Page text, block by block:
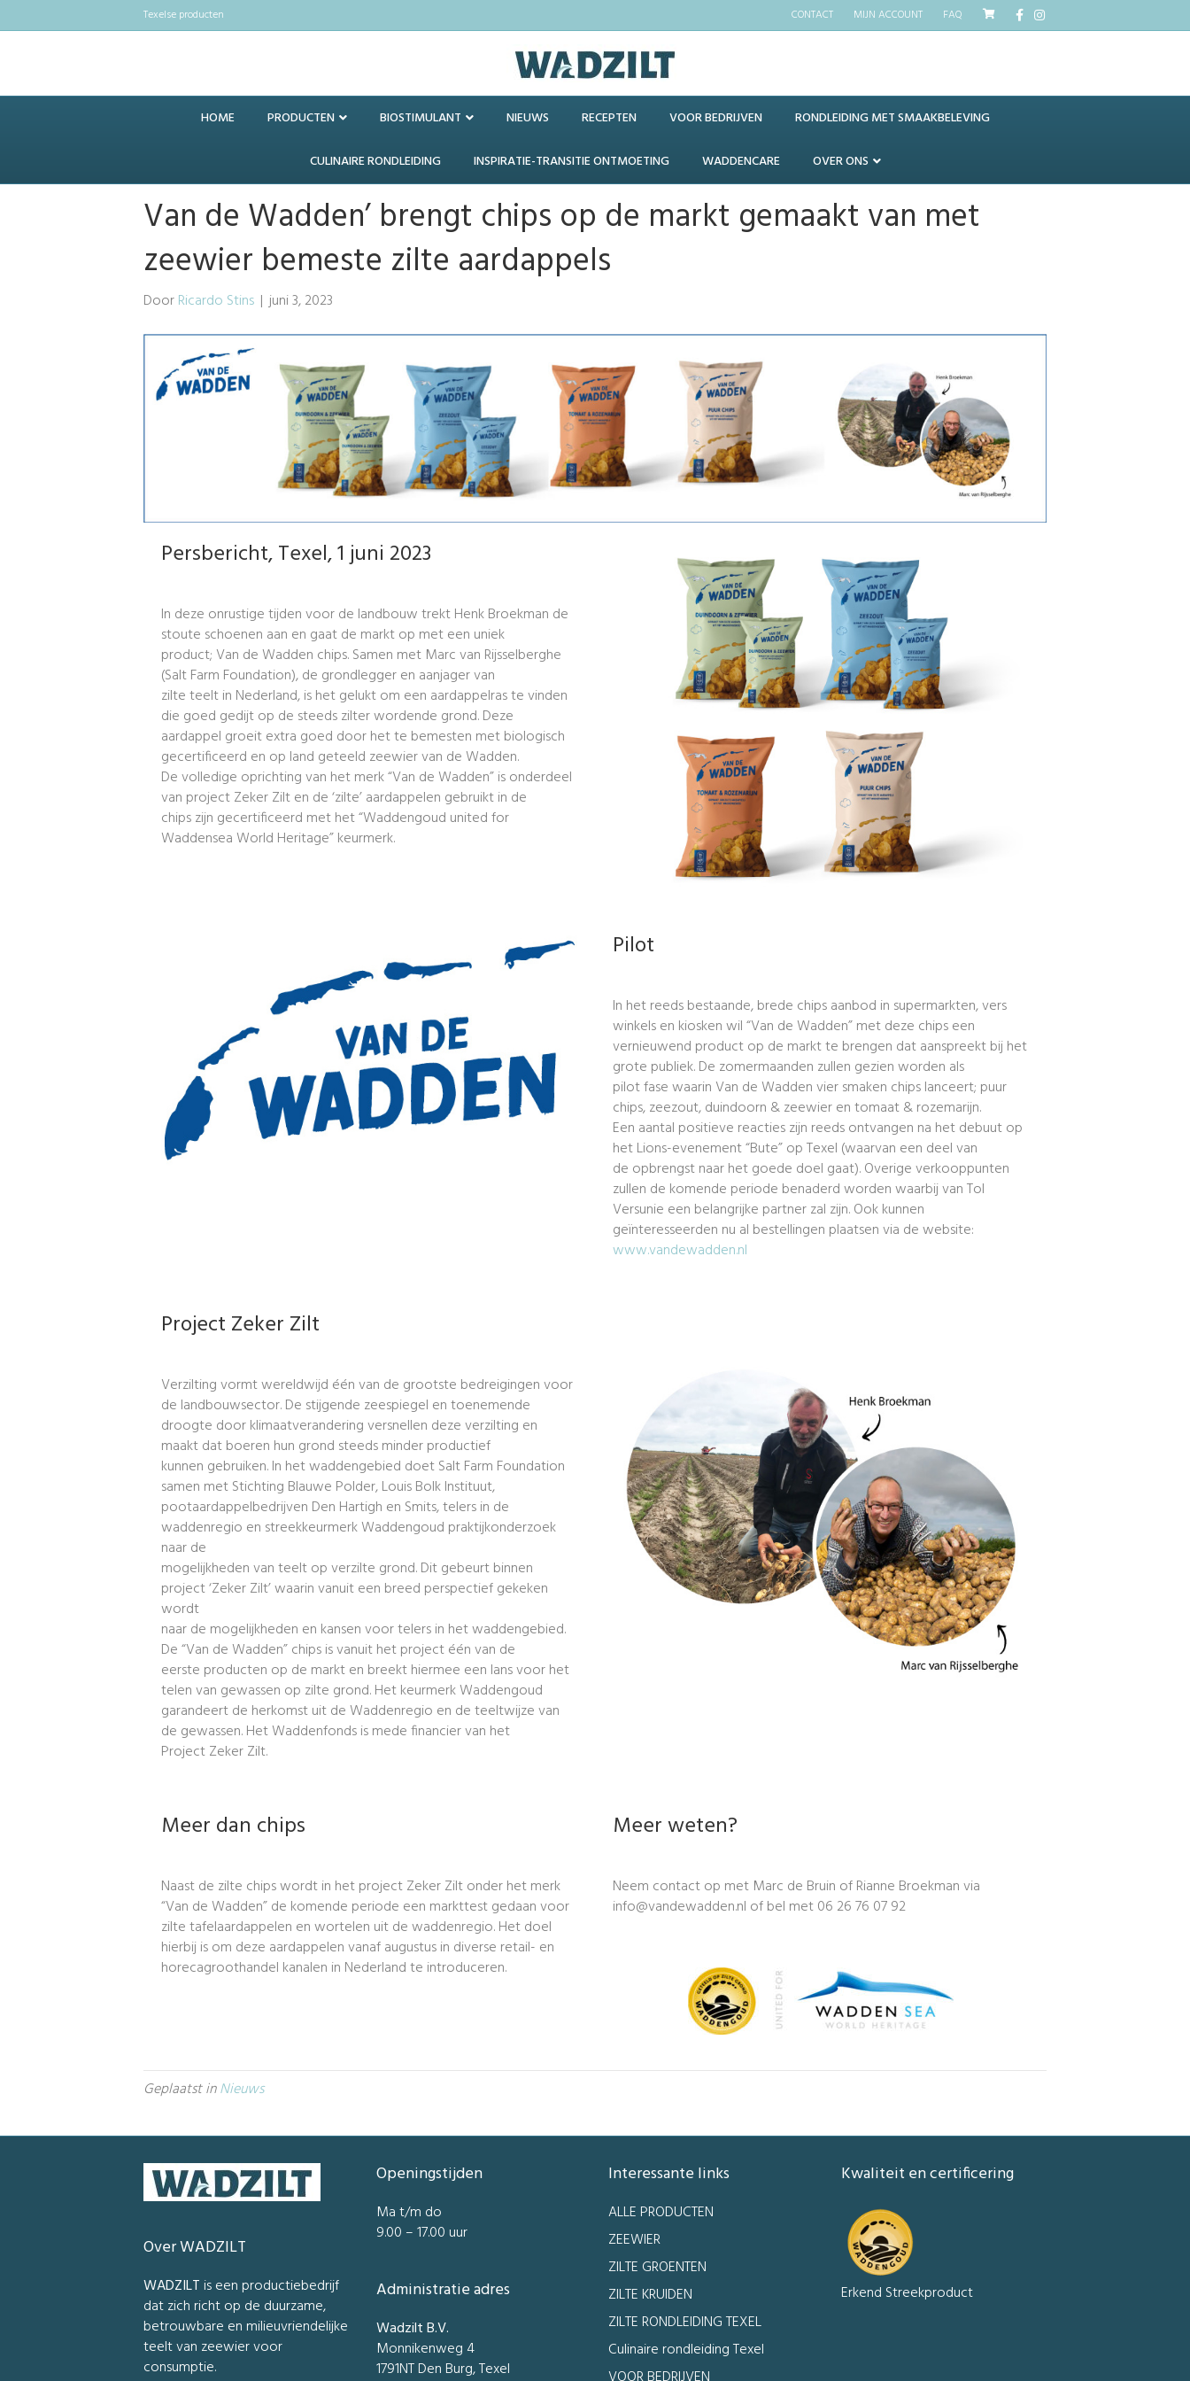
Texelse producten CONTACT MIJN ACCOUNT FAQ Facebook
Instagram
HOME PRODUCTEN BIOSTIMULANT NIEUWS RECEPTEN VOOR BEDRIJVEN RONDLEIDING MET SMAAKBELEVING
CULINAIRE RONDLEIDING INSPIRATIE-TRANSITIE ONTMOETING WADDENCARE OVER ONS
Van de Wadden’ brengt chips op de markt gemaakt van met
zeewier bemeste zilte aardappels
DoorRicardo Stins | juni 3, 2023
Persbericht, Texel, 1 juni 2023
In deze onrustige tijden voor de landbouw trekt Henk Broekman de
stoute schoenen aan en gaat de markt op met een uniek
product; Van de Wadden chips. Samen met Marc van Rijsselberghe
(Salt Farm Foundation), de grondlegger en aanjager van
zilte teelt in Nederland, is het gelukt om een aardappelras te vinden
die goed gedijt op de steeds zilter wordende grond. Deze
aardappel groeit extra goed door het te bemesten met biologisch
gecertificeerd en op land geteeld zeewier van de Wadden.
De volledige oprichting van het merk “Van de Wadden” is onderdeel
van project Zeker Zilt en de ‘zilte’ aardappelen gebruikt in de
chips zijn gecertificeerd met het “Waddengoud united for
Waddensea World Heritage” keurmerk.
Pilot
In het reeds bestaande, brede chips aanbod in supermarkten, vers
winkels en kiosken wil “Van de Wadden” met deze chips een
vernieuwend product op de markt te brengen dat aanspreekt bij het
grote publiek. De zomermaanden zullen gezien worden als
pilot fase waarin Van de Wadden vier smaken chips lanceert; puur
chips, zeezout, duindoorn & zeewier en tomaat & rozemarijn.
Een aantal positieve reacties zijn reeds ontvangen na het debuut op
het Lions-evenement “Bute” op Texel (waarvan een deel van
de opbrengst naar het goede doel gaat). Overige verkooppunten
zullen de komende periode benaderd worden waarbij van Tol
Versunie een belangrijke partner zal zijn. Ook kunnen
geïnteresseerden nu al bestellingen plaatsen via de website:
www.vandewadden.nl
Project Zeker Zilt
Verzilting vormt wereldwijd één van de grootste bedreigingen voor
de landbouwsector. De stijgende zeespiegel en toenemende
droogte door klimaatverandering versnellen deze verzilting en
maakt dat boeren hun grond steeds minder productief
kunnen gebruiken. In het waddengebied doet Salt Farm Foundation
samen met Stichting Blauwe Polder, Louis Bolk Instituut,
pootaardappelbedrijven Den Hartigh en Smits, telers in de
waddenregio en streekkeurmerk Waddengoud praktijkonderzoek
naar de
mogelijkheden van teelt op verzilte grond. Dit gebeurt binnen
project ‘Zeker Zilt’ waarin vanuit een breed perspectief gekeken
wordt
naar de mogelijkheden en kansen voor telers in het waddengebied.
De “Van de Wadden” chips is vanuit het project één van de
eerste producten op de markt en breekt hiermee een lans voor het
telen van gewassen op zilte grond. Het keurmerk Waddengoud
garandeert de herkomst uit de Waddenregio en de teeltwijze van
de gewassen. Het Waddenfonds is mede financier van het
Project Zeker Zilt.
Meer dan chips
Naast de zilte chips wordt in het project Zeker Zilt onder het merk
“Van de Wadden” de komende periode een markttest gedaan voor
zilte tafelaardappelen en wortelen uit de waddenregio. Het doel
hierbij is om deze aardappelen vanaf augustus in diverse retail- en
horecagroothandel kanalen in Nederland te introduceren.
Meer weten?
Neem contact op met Marc de Bruin of Rianne Broekman via
info@vandewadden.nl of bel met 06 26 76 07 92
Geplaatst inNieuws
Over WADZILT
WADZILTis een productiebedrijf
dat zich richt op de duurzame,
betrouwbare en milieuvriendelijke
teelt van zeewier voor
consumptie.
Openingstijden
Ma t/m do
9.00 – 17.00 uur
Administratie adres
Wadzilt B.V.
Monnikenweg 4
1791NT Den Burg, Texel
Interessante links
ALLE PRODUCTEN
ZEEWIER
ZILTE GROENTEN
ZILTE KRUIDEN
ZILTE RONDLEIDING TEXEL
Culinaire rondleiding Texel
Kwaliteit en certificering
Erkend Streekproduct